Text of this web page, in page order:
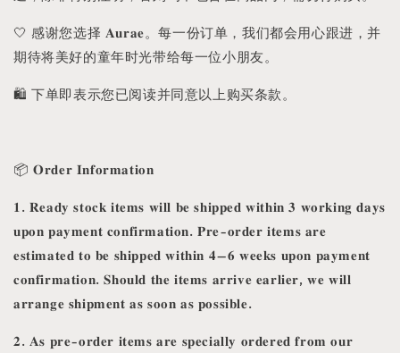
🤍 感谢您选择 𝐀𝐮𝐫𝐚𝐞。每一份订单，我们都会用心跟进，并
期待将美好的童年时光带给每一位小朋友。
🛍️ 下单即表示您已阅读并同意以上购买条款。
📦 𝐎𝐫𝐝𝐞𝐫 𝐈𝐧𝐟𝐨𝐫𝐦𝐚𝐭𝐢𝐨𝐧
𝟏. 𝐑𝐞𝐚𝐝𝐲 𝐬𝐭𝐨𝐜𝐤 𝐢𝐭𝐞𝐦𝐬 𝐰𝐢𝐥𝐥 𝐛𝐞 𝐬𝐡𝐢𝐩𝐩𝐞𝐝 𝐰𝐢𝐭𝐡𝐢𝐧 𝟑 𝐰𝐨𝐫𝐤𝐢𝐧𝐠 𝐝𝐚𝐲𝐬
𝐮𝐩𝐨𝐧 𝐩𝐚𝐲𝐦𝐞𝐧𝐭 𝐜𝐨𝐧𝐟𝐢𝐫𝐦𝐚𝐭𝐢𝐨𝐧. 𝐏𝐫𝐞-𝐨𝐫𝐝𝐞𝐫 𝐢𝐭𝐞𝐦𝐬 𝐚𝐫𝐞
𝐞𝐬𝐭𝐢𝐦𝐚𝐭𝐞𝐝 𝐭𝐨 𝐛𝐞 𝐬𝐡𝐢𝐩𝐩𝐞𝐝 𝐰𝐢𝐭𝐡𝐢𝐧 𝟒–𝟔 𝐰𝐞𝐞𝐤𝐬 𝐮𝐩𝐨𝐧 𝐩𝐚𝐲𝐦𝐞𝐧𝐭
𝐜𝐨𝐧𝐟𝐢𝐫𝐦𝐚𝐭𝐢𝐨𝐧. 𝐒𝐡𝐨𝐮𝐥𝐝 𝐭𝐡𝐞 𝐢𝐭𝐞𝐦𝐬 𝐚𝐫𝐫𝐢𝐯𝐞 𝐞𝐚𝐫𝐥𝐢𝐞𝐫, 𝐰𝐞 𝐰𝐢𝐥𝐥
𝐚𝐫𝐫𝐚𝐧𝐠𝐞 𝐬𝐡𝐢𝐩𝐦𝐞𝐧𝐭 𝐚𝐬 𝐬𝐨𝐨𝐧 𝐚𝐬 𝐩𝐨𝐬𝐬𝐢𝐛𝐥𝐞.
𝟐. 𝐀𝐬 𝐩𝐫𝐞-𝐨𝐫𝐝𝐞𝐫 𝐢𝐭𝐞𝐦𝐬 𝐚𝐫𝐞 𝐬𝐩𝐞𝐜𝐢𝐚𝐥𝐥𝐲 𝐨𝐫𝐝𝐞𝐫𝐞𝐝 𝐟𝐫𝐨𝐦 𝐨𝐮𝐫